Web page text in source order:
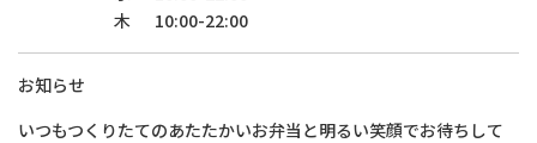
木
10:00-22:00
お知らせ
いつもつくりたてのあたたかいお弁当と明るい笑顔でお待ちして